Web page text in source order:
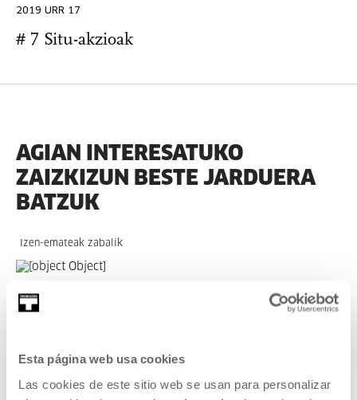
Esta página web usa cookies
Las cookies de este sitio web se usan para personalizar
2019 URR 17
# 7 Situ-akzioak
AGIAN INTERESATUKO
ZAIZKIZUN BESTE JARDUERA
BATZUK
Izen-emateak zabalik
HEZKUNTZA